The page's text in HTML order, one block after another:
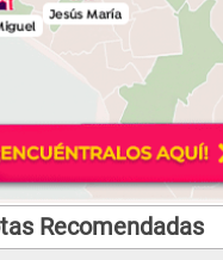
Recomendadas